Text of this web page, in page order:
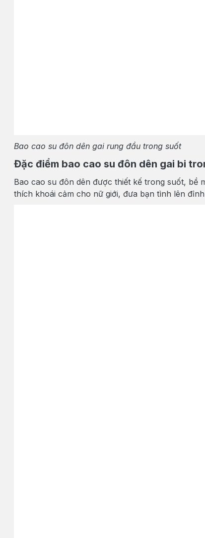
Bao cao su đôn dên gai rung đầu trong suốt
Đặc điểm bao cao su đôn dên gai bi
Bao cao su đôn dên được thiết kế trong suốt, bề
thích khoái cảm cho nữ giới, đưa bạn tình lên